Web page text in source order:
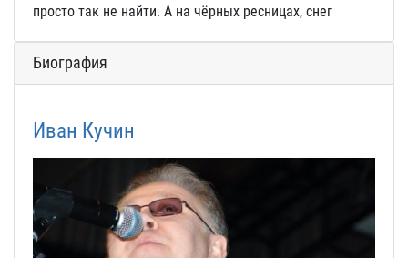
просто так не найти. А на чёрных ресницах, снег
Биография
Иван Кучин